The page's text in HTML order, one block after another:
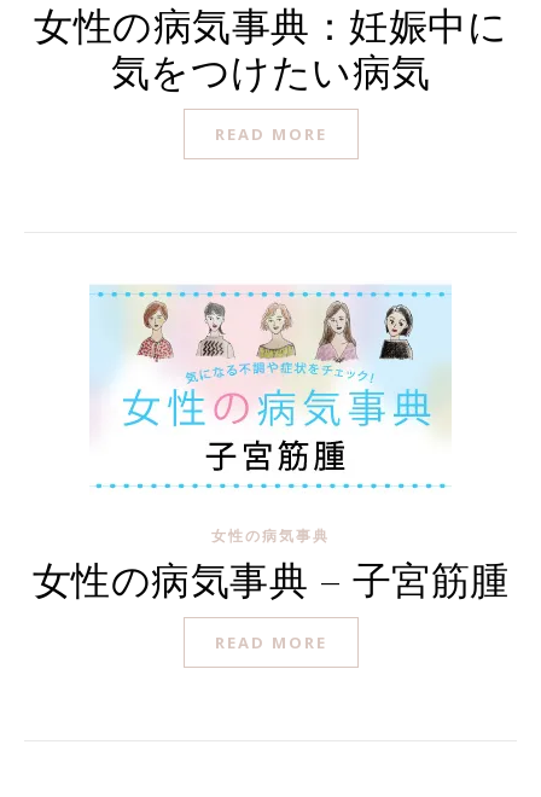
女性の病気事典：妊娠中に
気をつけたい病気
READ MORE
女性の病気事典
女性の病気事典 – 子宮筋腫
READ MORE